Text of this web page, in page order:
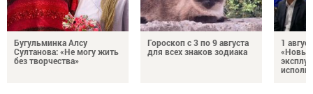
Бугульминка Алсу
Султанова: «Не могу жить
без творчества»
Гороскоп с 3 по 9 августа
для всех знаков зодиака
1
«Новые